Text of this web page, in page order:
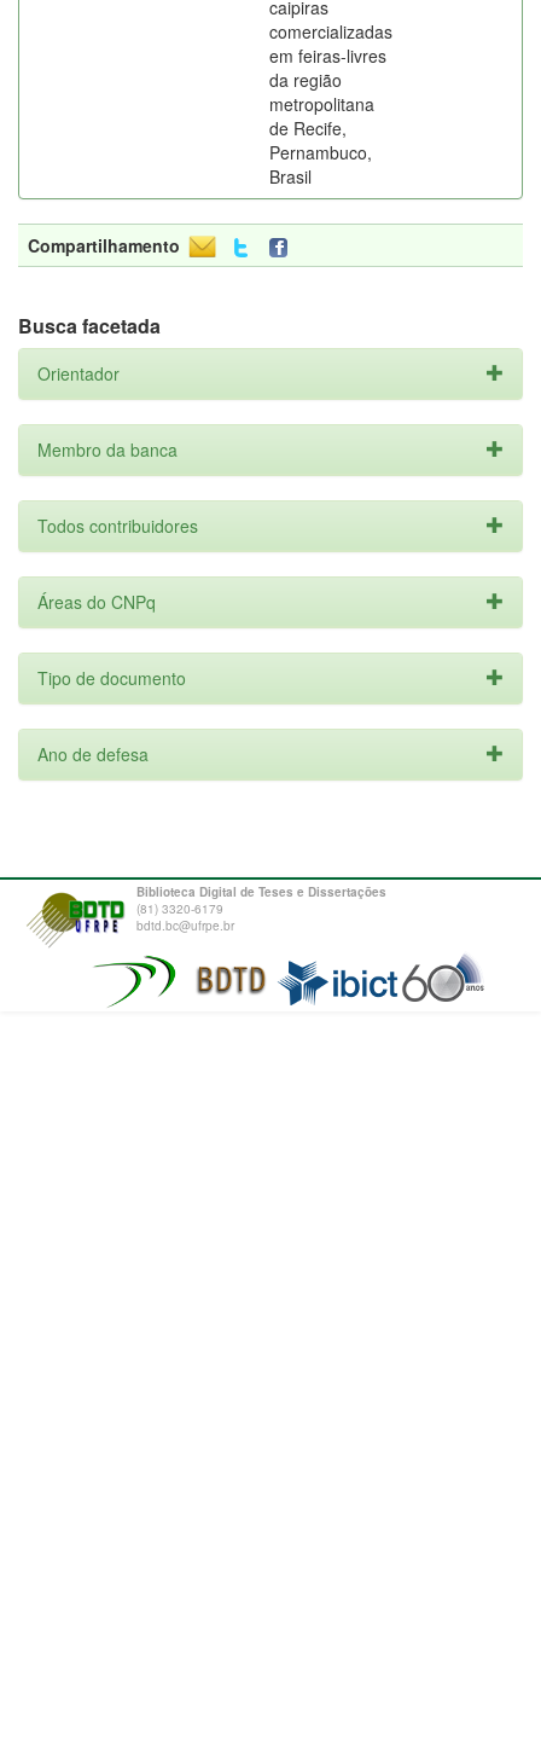
caipiras
comercializadas
em feiras-livres
da região
metropolitana
de Recife,
Pernambuco,
Brasil
Compartilhamento
Busca facetada
Orientador
Membro da banca
Todos contribuidores
Áreas do CNPq
Tipo de documento
Ano de defesa
Biblioteca Digital de Teses e Dissertações
(81) 3320-6179
bdtd.bc@ufrpe.br